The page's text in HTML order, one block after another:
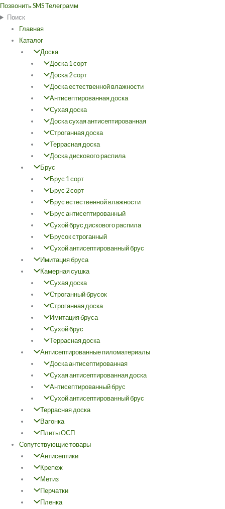
Перейти
к
содержимому
ПозвонитьSMSТелеграмм
Поиск
Главная
Каталог
Доска
Доска 1 сорт
Доска 2 сорт
Доска естественной влажности
Антисептированная доска
Сухая доска
Доска сухая антисептированная
Строганная доска
Террасная доска
Доска дискового распила
Брус
Брус 1 сорт
Брус 2 сорт
Брус естественной влажности
Брус антисептированный
Сухой брус дискового распила
Брусок строганный
Сухой антисептированный брус
Имитация бруса
Камерная сушка
Сухая доска
Строганный брусок
Строганная доска
Имитация бруса
Сухой брус
Террасная доска
Антисептированные пиломатериалы
Доска антисептированная
Сухая антисептированная доска
Антисептированный брус
Сухой антисептированный брус
Террасная доска
Вагонка
Плиты ОСП
Сопутствующие товары
Антисептики
Крепеж
Метиз
Перчатки
Пленка